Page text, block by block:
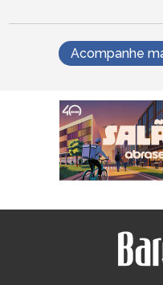
Acompanhe